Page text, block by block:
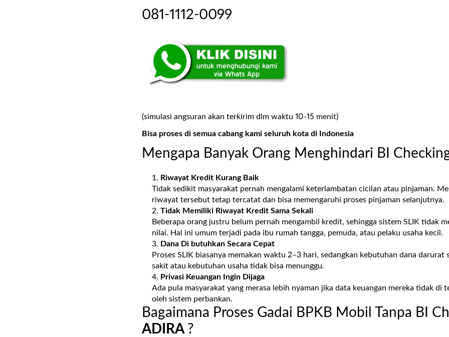
081-1112-0099
(simulasi angsuran akan terkirim dlm waktu 10-15 menit)
Bisa proses di semua cabang kami seluruh kota di Indonesia
Mengapa Banyak Orang Menghindari BI
Riwayat Kredit Kurang Baik
Tidak sedikit masyarakat pernah mengalami keterlambatan cicilan atau pinjaman.
riwayat tersebut tetap tercatat dan bisa memengaruhi proses pinjaman selanjutnya.
Tidak Memiliki Riwayat Kredit Sama Sekali
Beberapa orang justru belum pernah mengambil kredit, sehingga sistem SLIK tidak
nilai. Hal ini umum terjadi pada ibu rumah tangga, pemuda, atau pelaku usaha kecil.
Dana Di butuhkan Secara Cepat
Proses SLIK biasanya memakan waktu 2–3 hari, sedangkan kebutuhan dana darurat
sakit atau kebutuhan usaha tidak bisa menunggu.
Privasi Keuangan Ingin Dijaga
Ada pula masyarakat yang merasa lebih nyaman jika data keuangan mereka tidak di
oleh sistem perbankan.
Bagaimana Proses Gadai BPKB Mobil Tanpa BI
ADIRA ?